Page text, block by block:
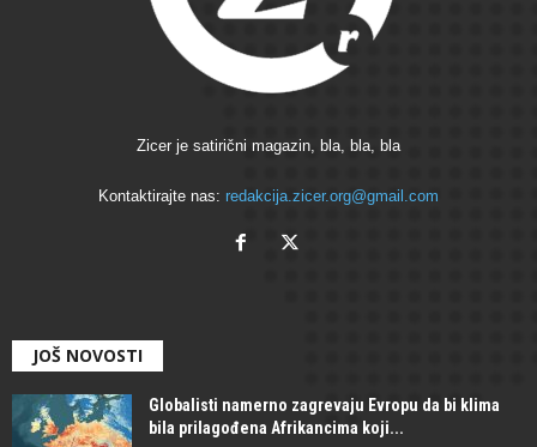
Zicer je satirični magazin, bla, bla, bla
Kontaktirajte nas: redakcija.zicer.org@gmail.com
JOŠ NOVOSTI
Globalisti namerno zagrevaju Evropu da bi klima
bila prilagođena Afrikancima koji...